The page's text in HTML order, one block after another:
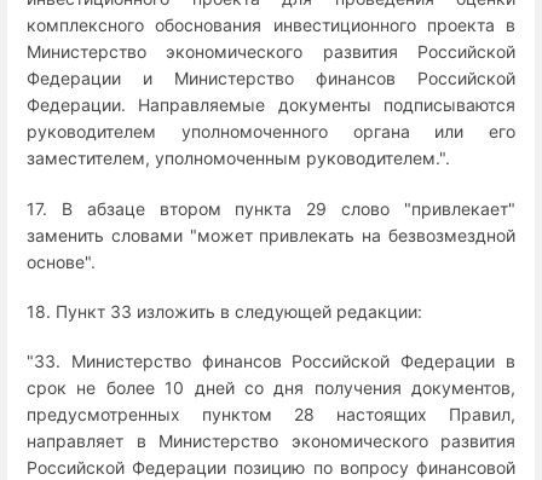
комплексного обоснования инвестиционного проекта в
Министерство экономического развития Российской
Федерации и Министерство финансов Российской
Федерации. Направляемые документы подписываются
руководителем уполномоченного органа или его
заместителем, уполномоченным руководителем.".
17. В абзаце втором пункта 29 слово "привлекает"
заменить словами "может привлекать на безвозмездной
основе".
18. Пункт 33 изложить в следующей редакции:
"33. Министерство финансов Российской Федерации в
срок не более 10 дней со дня получения документов,
предусмотренных пунктом 28 настоящих Правил,
направляет в Министерство экономического развития
Российской Федерации позицию по вопросу финансовой